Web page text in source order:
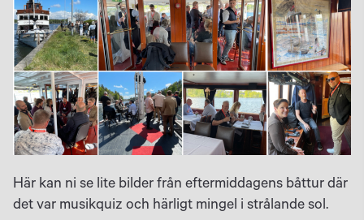
Här kan ni se lite bilder från eftermiddagens båttur där
det var musikquiz och härligt mingel i strålande sol.